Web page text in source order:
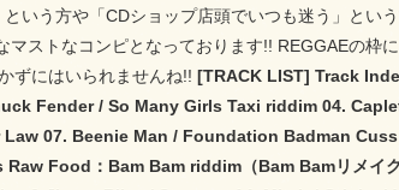
いう方や「CDショップ店頭でいつも迷う」とい
マストなコンピとなっております!! REGGAEの枠
ずにはいられませんね!! [TRACK LIST] Track
Fender / So Many Girls Taxi riddim 04.
Law 07. Beenie Man / Foundation Badman
Raw Food：Bam Bam riddim（Bam Bamリメ